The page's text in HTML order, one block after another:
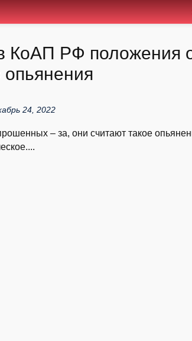
КоАП РФ положения
опьянения
24, 2022
– за, они считают такое